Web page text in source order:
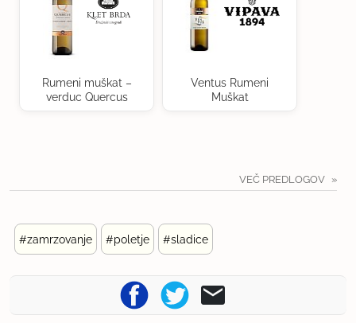
Rumeni muškat –
verduc Quercus
Ventus Rumeni
Muškat
VEČ PREDLOGOV
#zamrzovanje #poletje #sladice